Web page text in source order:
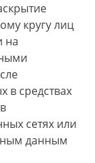
кругу лиц
на
в средствах
сетях или
данным